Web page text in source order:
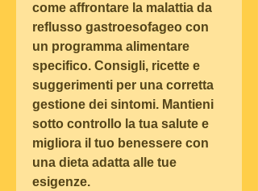
come affrontare la malattia da
reflusso gastroesofageo con
un programma alimentare
specifico. Consigli, ricette e
suggerimenti per una corretta
gestione dei sintomi. Mantieni
sotto controllo la tua salute e
migliora il tuo benessere con
una dieta adatta alle tue
esigenze.